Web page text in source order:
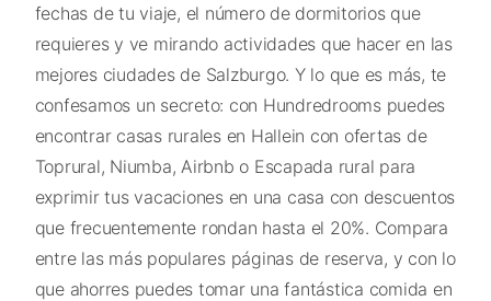
fechas de tu viaje, el número de dormitorios que
requieres y ve mirando actividades que hacer en las
mejores ciudades de Salzburgo. Y lo que es más, te
confesamos un secreto: con Hundredrooms puedes
encontrar casas rurales en Hallein con ofertas de
Toprural, Niumba, Airbnb o Escapada rural para
exprimir tus vacaciones en una casa con descuentos
que frecuentemente rondan hasta el 20%. Compara
entre las más populares páginas de reserva, y con lo
que ahorres puedes tomar una fantástica comida en